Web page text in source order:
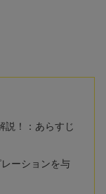
説！：あらすじ
ーションを与